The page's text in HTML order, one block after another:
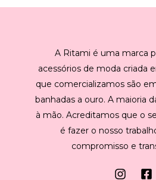
A Ritami é uma marca
acessórios de moda criada
que comercializamos são
banhadas a ouro. A maioria
à mão. Acreditamos que o
é fazer o nosso
compromisso e